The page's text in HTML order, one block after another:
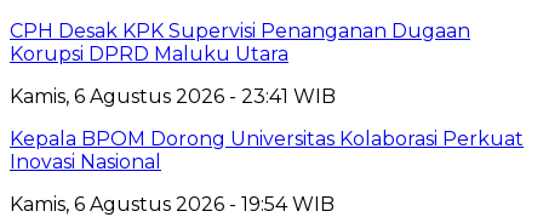
CPH Desak KPK Supervisi Penanganan Dugaan
Korupsi DPRD Maluku Utara
Kamis, 6 Agustus 2026 - 23:41 WIB
Kepala BPOM Dorong Universitas Kolaborasi Perkuat
Inovasi Nasional
Kamis, 6 Agustus 2026 - 19:54 WIB